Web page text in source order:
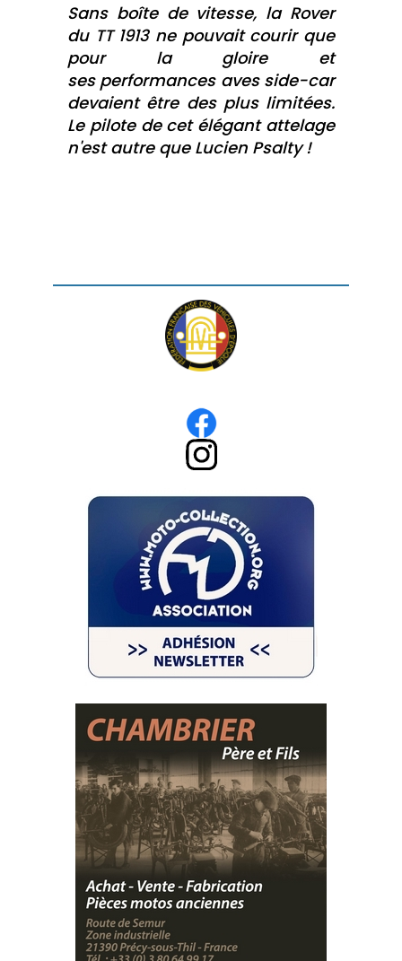
Sans boîte de vitesse, la Rover
du TT 1913 ne pouvait courir que
pour la gloire et
ses performances aves side-car
devaient être des plus limitées.
Le pilote de cet élégant attelage
n'est autre que Lucien Psalty !